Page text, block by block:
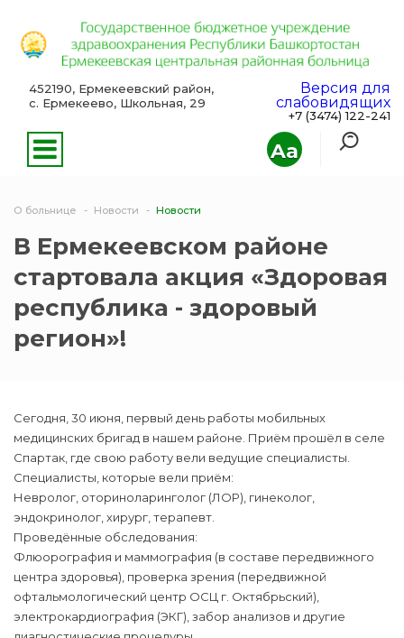
Aa
452190, Ермекеевский район,
с. Ермекеево, Школьная, 29
Версия для
слабовидящих
+7 (3474) 122-241
О больнице Новости Новости
В Ермекеевском районе
стартовала акция «Здоровая
республика - здоровый
регион»!
Сегодня, 30 июня, первый день работы мобильных
медицинских бригад в нашем районе. Приём прошёл в селе
Спартак, где свою работу вели ведущие специалисты.
Специалисты, которые вели приём:
Невролог, оториноларинголог (ЛОР), гинеколог,
эндокринолог, хирург, терапевт.
Проведённые обследования:
Флюорография и маммография (в составе передвижного
центра здоровья), проверка зрения (передвижной
офтальмологический центр ОСЦ г. Октябрьский),
электрокардиография (ЭКГ), забор анализов и другие